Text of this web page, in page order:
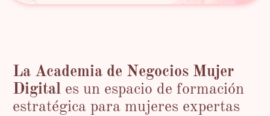
La Academia de Negocios Mujer
Digital es un espacio de formación
estratégica para mujeres expertas